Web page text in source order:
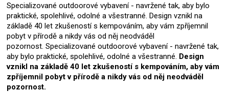
Specializované outdoorové vybavení - navržené tak, aby bylo
praktické, spolehlivé, odolné a všestranné. Design vznikl na
základě 40 let zkušeností s kempováním, aby vám zpříjemnil
pobyt v přírodě a nikdy vás od něj neodváděl
pozornost. Specializované outdoorové vybavení - navržené tak,
aby bylo praktické, spolehlivé, odolné a všestranné. Design
vznikl na základě 40 let zkušeností s kempováním, aby vám
zpříjemnil pobyt v přírodě a nikdy vás od něj neodváděl
pozornost.